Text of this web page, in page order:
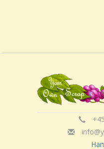
+45